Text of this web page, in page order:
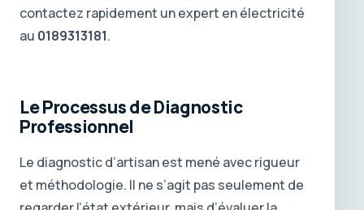
contactez rapidement un expert en électricité
au 0189313181.
Le Processus de Diagnostic
Professionnel
Le diagnostic d’artisan est mené avec rigueur
et méthodologie. Il ne s’agit pas seulement de